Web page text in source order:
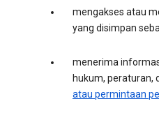
mengakses atau
yang disimpan
menerima
hukum, peraturan,
atau permintaan